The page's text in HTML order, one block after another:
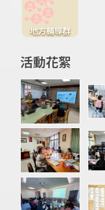
地方輔導群
活動花絮